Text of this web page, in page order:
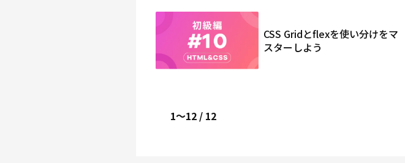
CSS Gridとflexを使い分けをマ
スターしよう
1〜12 / 12